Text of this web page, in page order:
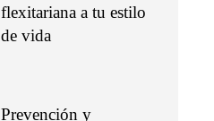
flexitariana a tu estilo
de vida
Prevención y